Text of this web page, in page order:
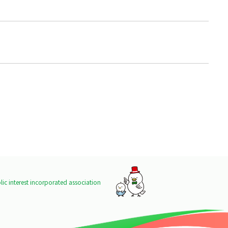
interest incorporated association